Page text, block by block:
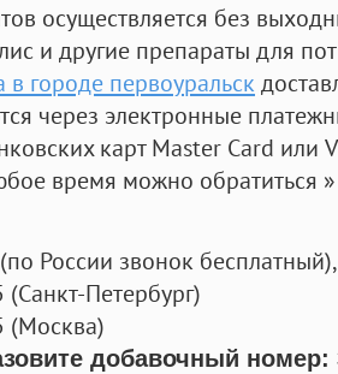
осуществляется без
и другие препараты для
городе первоуральск
через электронные
карт Master Card или
время можно обратиться
(по России звонок бесплатный),
(Санкт-Петербург)
(Москва)
добавочный номер: